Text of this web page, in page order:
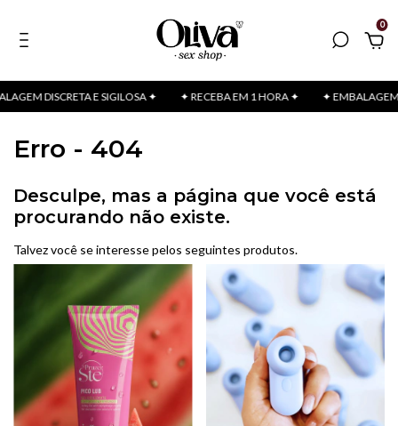
0
DISCRETA E SIGILOSA ✦ ✦ RECEBA EM 1 HORA ✦ ✦ EMBALAGEM
Erro - 404
Desculpe, mas a página que você está
procurando não existe.
Talvez você se interesse pelos seguintes produtos.